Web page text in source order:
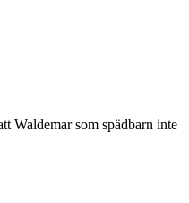
Waldemar som spädbarn inte